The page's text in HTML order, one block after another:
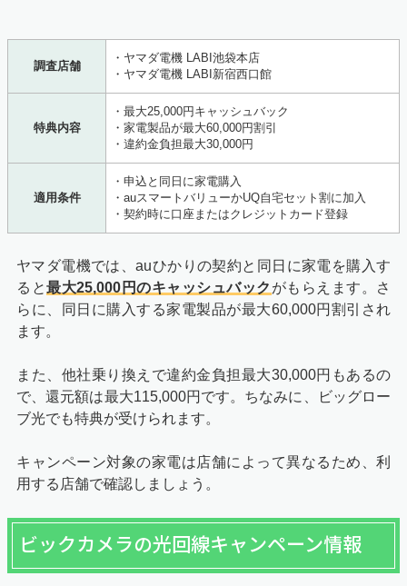
調査店舗
・ヤマダ電機 LABI池袋本店
・ヤマダ電機 LABI新宿西口館
特典内容
・最大25,000円キャッシュバック
・家電製品が最大60,000円割引
・違約金負担最大30,000円
適用条件
・申込と同日に家電購入
・auスマートバリューかUQ自宅セット割に加入
・契約時に口座またはクレジットカード登録
ヤマダ電機では、auひかりの契約と同日に家電を購入す
ると最大25,000円のキャッシュバック がもらえます。さ
らに、同日に購入する家電製品が最大60,000円割引され
ます。
また、他社乗り換えで違約金負担最大30,000円もあるの
で、還元額は最大115,000円です。ちなみに、ビッグロー
ブ光でも特典が受けられます。
キャンペーン対象の家電は店舗によって異なるため、利
用する店舗で確認しましょう。
ビックカメラの光回線キャンペーン情報